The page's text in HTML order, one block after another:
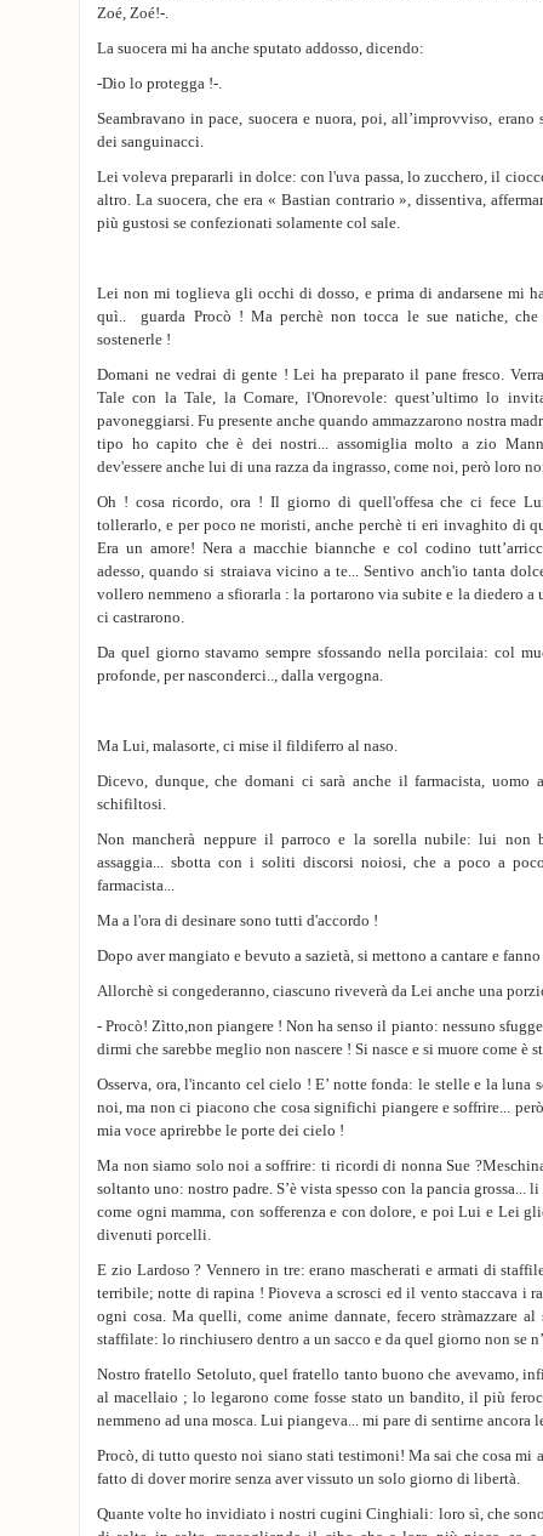
Zoé, Zoé!-.
La suocera mi ha anche sputato addosso, dicendo:
-Dio lo protegga !-.
Seambravano in pace, suocera e nuora, poi, all’improvviso,
dei sanguinacci.
Lei voleva prepararli in dolce: con l'uva passa, lo zucchero, il
altro. La suocera, che era « Bastian contrario », dissentiva,
più gustosi se confezionati solamente col sale.
Lei non mi toglieva gli occhi di dosso, e prima di andarsene mi
quì.. guarda Procò ! Ma perchè non tocca le sue natiche,
sostenerle !
Domani ne vedrai di gente ! Lei ha preparato il pane fresco.
Tale con la Tale, la Comare, l'Onorevole: quest’ultimo lo
pavoneggiarsi. Fu presente anche quando ammazzarono nostra
tipo ho capito che è dei nostri... assomiglia molto a zio
dev'essere anche lui di una razza da ingrasso, come noi, però loro
Oh ! cosa ricordo, ora ! Il giorno di quell'offesa che ci fece
tollerarlo, e per poco ne moristi, anche perchè ti eri invaghito di
Era un amore! Nera a macchie biannche e col codino
adesso, quando si straiava vicino a te... Sentivo anch'io tanta
vollero nemmeno a sfiorarla : la portarono via subite e la diedero a
ci castrarono.
Da quel giorno stavamo sempre sfossando nella porcilaia: col
profonde, per nasconderci.., dalla vergogna.
Ma Lui, malasorte, ci mise il fildiferro al naso.
Dicevo, dunque, che domani ci sarà anche il farmacista,
schifiltosi.
Non mancherà neppure il parroco e la sorella nubile: lui non
assaggia... sbotta con i soliti discorsi noiosi, che a poco a
farmacista...
Ma a l'ora di desinare sono tutti d'accordo !
Dopo aver mangiato e bevuto a sazietà, si mettono a cantare e
Allorchè si congederanno, ciascuno riveverà da Lei anche una
- Procò! Zìtto,non piangere ! Non ha senso il pianto: nessuno
dirmi che sarebbe meglio non nascere ! Si nasce e si muore come è
Osserva, ora, l'incanto cel cielo ! E’ notte fonda: le stelle e la luna
noi, ma non ci piacono che cosa significhi piangere e soffrire...
mia voce aprirebbe le porte dei cielo !
Ma non siamo solo noi a soffrire: ti ricordi di nonna Sue
soltanto uno: nostro padre. S’è vista spesso con la pancia
come ogni mamma, con sofferenza e con dolore, e poi Lui e Lei
divenuti porcelli.
E zio Lardoso ? Vennero in tre: erano mascherati e armati di
terribile; notte di rapina ! Pioveva a scrosci ed il vento staccava i
ogni cosa. Ma quelli, come anime dannate, fecero stràmazzare
staffilate: lo rinchiusero dentro a un sacco e da quel giorno non se
Nostro fratello Setoluto, quel fratello tanto buono che avevamo,
al macellaio ; lo legarono come fosse stato un bandito, il più
nemmeno ad una mosca. Lui piangeva... mi pare di sentirne ancora
Procò, di tutto questo noi siano stati testimoni! Ma sai che cosa mi
fatto di dover morire senza aver vissuto un solo giorno di libertà.
Quante volte ho invidiato i nostri cugini Cinghiali: loro sì, che